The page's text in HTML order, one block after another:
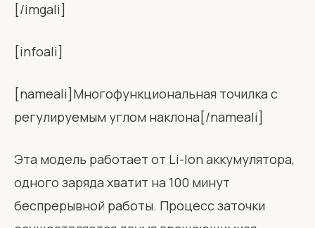
[/imgali]
[infoali]
[nameali]Многофункциональная точилка с
регулируемым углом наклона[/nameali]
Эта модель работает от Li-Ion аккумулятора,
одного заряда хватит на 100 минут
беспрерывной работы. Процесс заточки